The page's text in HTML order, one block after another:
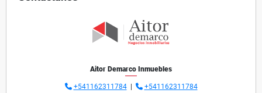
Aitor Demarco Inmuebles
+541162311784|
+541162311784